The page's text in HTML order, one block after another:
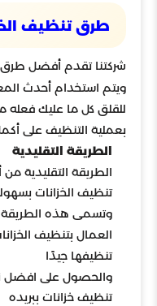
طرق تنظيف
شركتنا تقدم أفضل طرق
ويتم استخدام أحدث
للقلق كل ما عليك فعله
بعملية التنظيف على
الطريقة التقليدية
الطريقة التقليدية
تنظيف الخزانات
وتسمى هذه الطريقة
العمال بتنظيف
تنظيفها جيدًا
والحصول على افضل
تنظيف خزانات ببريده